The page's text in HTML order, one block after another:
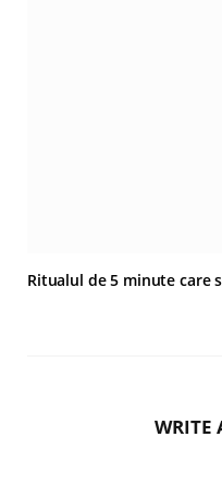
Ritualul de 5 minute care
WRITE